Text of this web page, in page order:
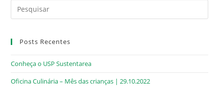
Posts Recentes
Conheça o USP Sustentarea
Oficina Culinária – Mês das crianças | 29.10.2022